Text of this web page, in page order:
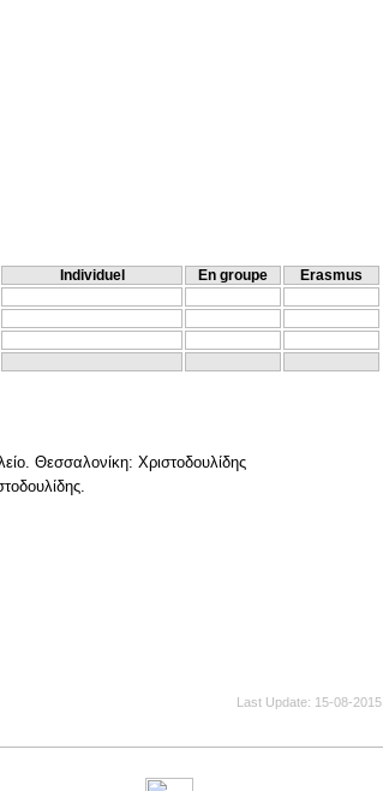
Individuel En groupe
Erasmus
Θεσσαλονίκη: Χριστοδουλίδης
Last Update 15-08-2015